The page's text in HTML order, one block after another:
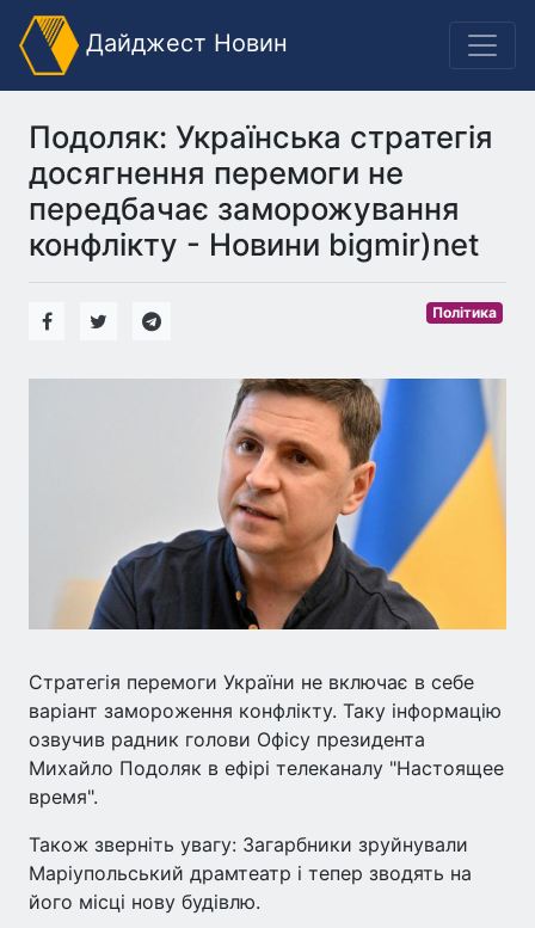
Дайджест Новин
Подоляк: Українська стратегія
досягнення перемоги не
передбачає заморожування
конфлікту - Новини bigmir)net
Політика
Стратегія перемоги України не включає в себе
варіант замороження конфлікту. Таку інформацію
озвучив радник голови Офісу президента
Михайло Подоляк в ефірі телеканалу "Настоящее
время".
Також зверніть увагу: Загарбники зруйнували
Маріупольський драмтеатр і тепер зводять на
його місці нову будівлю.